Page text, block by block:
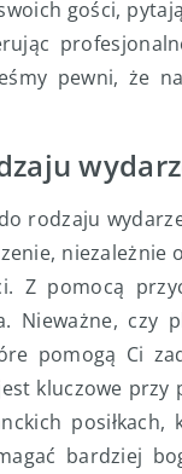
gości,
pewni, że
rodzaju
Z pomocą
Nieważne, czy
pomogą Ci
kluczowe
bardziej